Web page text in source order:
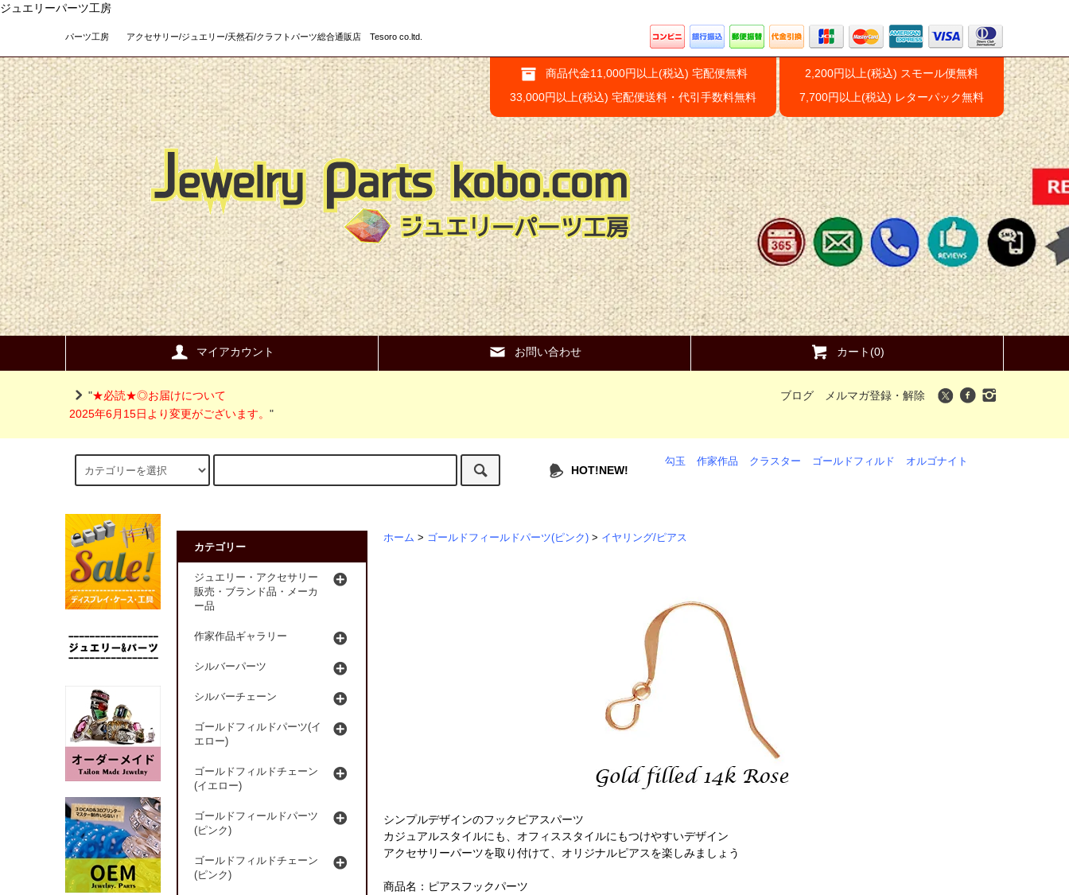
ジュエリーパーツ工房
パーツ工房 アクセサリー/ジュエリー/天然石/クラフトパーツ総合通販店 Tesoro co.ltd.
商品代金11,000円以上(税込) 宅配便無料
33,000円以上(税込) 宅配便送料・代引手数料無料
2,200円以上(税込) スモール便無料
7,700円以上(税込) レターパック無料
マイアカウント お問い合わせ カート(0)
"★必読★◎お届けについて
2025年6月15日より変更がございます。 "
ブログ メルマガ登録・解除
HOT!NEW!
勾玉 作家作品 クラスター ゴールドフィルド オルゴナイト
ホーム > ゴールドフィールドパーツ(ピンク) > イヤリング/ピアス
シンプルデザインのフックピアスパーツ
カジュアルスタイルにも、オフィススタイルにもつけやすいデザイン
アクセサリーパーツを取り付けて、オリジナルピアスを楽しみましょう
商品名：ピアスフックパーツ
カテゴリー
ジュエリー・アクセサリー
販売・ブランド品・メーカ
ー品
作家作品ギャラリー
シルバーパーツ
シルバーチェーン
ゴールドフィルドパーツ(イ
エロー)
ゴールドフィルドチェーン
(イエロー)
ゴールドフィールドパーツ
(ピンク)
ゴールドフィルドチェーン
(ピンク)